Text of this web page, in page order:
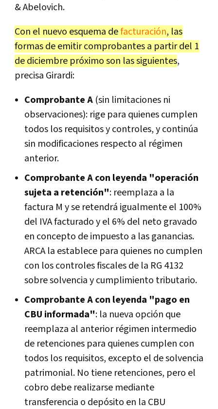
& Abelovich.
Con el nuevo esquema defacturación, las
formas de emitir comprobantes a partir del 1
de diciembre próximo son las siguientes,
precisa Girardi:
Comprobante A (sin limitaciones ni
observaciones): rige para quienes cumplen
todos los requisitos y controles, y continúa
sin modificaciones respecto al régimen
anterior.
Comprobante A con leyenda "operación
sujeta a retención": reemplaza a la
factura M y se retendrá igualmente el 100%
del IVA facturado y el 6% del neto gravado
en concepto de impuesto a las ganancias.
ARCA la establece para quienes no cumplen
con los controles fiscales de la RG 4132
sobre solvencia y cumplimiento tributario.
Comprobante A con leyenda "pago en
CBU informada": la nueva opción que
reemplaza al anterior régimen intermedio
de retenciones para quienes cumplen con
todos los requisitos, excepto el de solvencia
patrimonial. No tiene retenciones, pero el
cobro debe realizarse mediante
transferencia o depósito en la CBU